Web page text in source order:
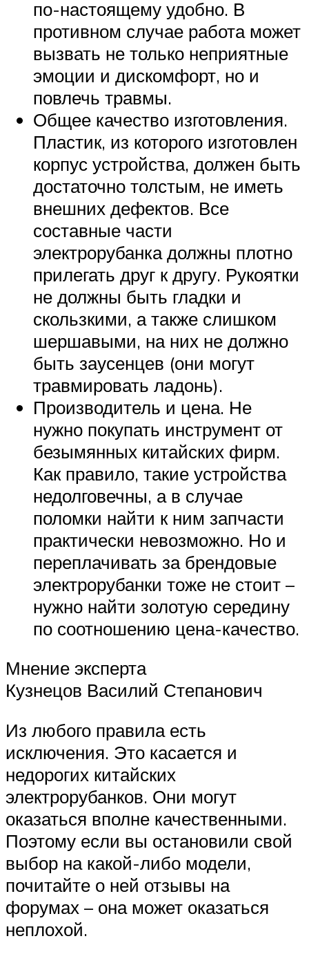
по-настоящему удобно. В
противном случае работа может
вызвать не только неприятные
эмоции и дискомфорт, но и
повлечь травмы.
Общее качество изготовления.
Пластик, из которого изготовлен
корпус устройства, должен быть
достаточно толстым, не иметь
внешних дефектов. Все
составные части
электрорубанка должны плотно
прилегать друг к другу. Рукоятки
не должны быть гладки и
скользкими, а также слишком
шершавыми, на них не должно
быть заусенцев (они могут
травмировать ладонь).
Производитель и цена. Не
нужно покупать инструмент от
безымянных китайских фирм.
Как правило, такие устройства
недолговечны, а в случае
поломки найти к ним запчасти
практически невозможно. Но и
переплачивать за брендовые
электрорубанки тоже не стоит –
нужно найти золотую середину
по соотношению цена-качество.
Мнение эксперта
Кузнецов Василий Степанович
Из любого правила есть
исключения. Это касается и
недорогих китайских
электрорубанков. Они могут
оказаться вполне качественными.
Поэтому если вы остановили свой
выбор на какой-либо модели,
почитайте о ней отзывы на
форумах – она может оказаться
неплохой.